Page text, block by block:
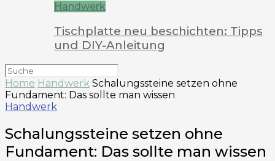
Handwerk
Tischplatte neu beschichten: Tipps
und DIY-Anleitung
Home Handwerk Schalungssteine setzen ohne
Fundament: Das sollte man wissen
Handwerk
Schalungssteine setzen ohne
Fundament: Das sollte man wissen